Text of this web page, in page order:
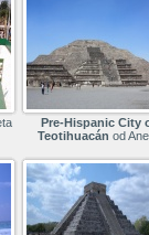
Pre-Hispanic City
Teotihuacán od